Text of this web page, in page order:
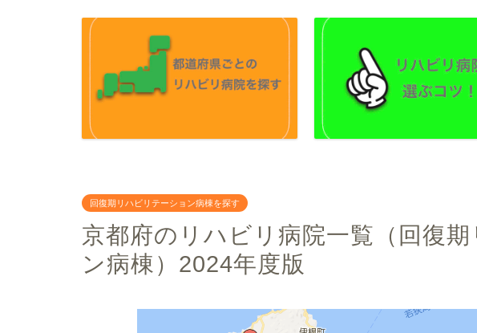
回復期リハビリテーション病棟を探す
京都府のリハビリ病院一覧（回復
ン病棟）2024年度版